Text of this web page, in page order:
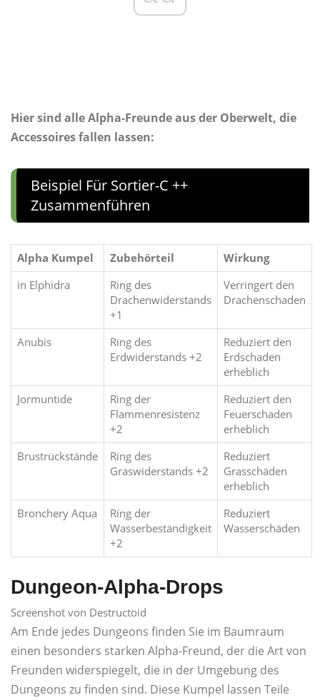
Hier sind alle Alpha-Freunde aus der Oberwelt, die
Accessoires fallen lassen:
Beispiel Für Sortier-C ++
Zusammenführen
Alpha Kumpel Zubehörteil
Wirkung
in Elphidra
Ring des
Drachenwiderstands
+1
Verringert den
Drachenschaden
Anubis
Ring des
Erdwiderstands +2
Reduziert den
Erdschaden
erheblich
Jormuntide
Ring der
Flammenresistenz
+2
Reduziert den
Feuerschaden
erheblich
Brustrückstände
Ring des
Graswiderstands +2
Reduziert
Grasschäden
erheblich
Bronchery Aqua
Ring der
Wasserbeständigkeit
+2
Reduziert
Wasserschäden
Dungeon-Alpha-Drops
Screenshot von Destructoid
Am Ende jedes Dungeons finden Sie im Baumraum
einen besonders starken Alpha-Freund, der die Art von
Freunden widerspiegelt, die in der Umgebung des
Dungeons zu finden sind. Diese Kumpel lassen Teile